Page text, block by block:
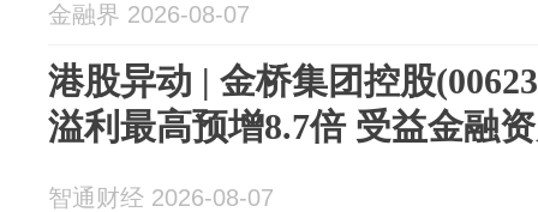
金融界 2026-08-07
港股异动 | 金桥集团控股
溢利最高预增8.7倍 受益金融
智通财经 2026-08-07